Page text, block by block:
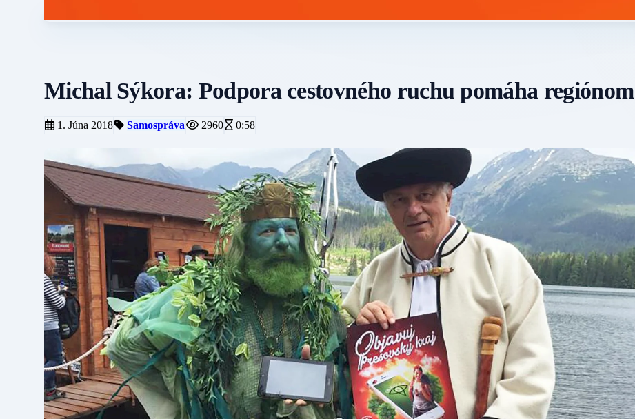
Michal Sýkora: Podpora cestovného ruchu pomáha regiónom
1. Júna 2018 Samospráva 2960 0:58